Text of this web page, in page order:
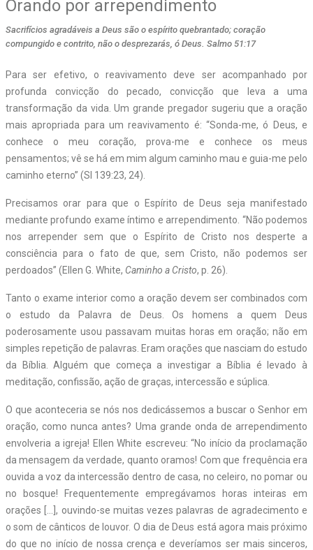
Orando por arrependimento
Sacrifícios agradáveis a Deus são o espírito quebrantado; coração
compungido e contrito, não o desprezarás, ó Deus. Salmo 51:17
Para ser efetivo, o reavivamento deve ser acompanhado por
profunda convicção do pecado, convicção que leva a uma
transformação da vida. Um grande pregador sugeriu que a oração
mais apropriada para um reavivamento é: “Sonda-me, ó Deus, e
conhece o meu coração, prova-me e conhece os meus
pensamentos; vê se há em mim algum caminho mau e guia-me pelo
caminho eterno” (Sl 139:23, 24).
Precisamos orar para que o Espírito de Deus seja manifestado
mediante profundo exame íntimo e arrependimento. “Não podemos
nos arrepender sem que o Espírito de Cristo nos desperte a
consciência para o fato de que, sem Cristo, não podemos ser
perdoados” (Ellen G. White, Caminho a Cristo, p. 26).
Tanto o exame interior como a oração devem ser combinados com
o estudo da Palavra de Deus. Os homens a quem Deus
poderosamente usou passavam muitas horas em oração; não em
simples repetição de palavras. Eram orações que nasciam do estudo
da Bíblia. Alguém que começa a investigar a Bíblia é levado à
meditação, confissão, ação de graças, intercessão e súplica.
O que aconteceria se nós nos dedicássemos a buscar o Senhor em
oração, como nunca antes? Uma grande onda de arrependimento
envolveria a igreja! Ellen White escreveu: “No início da proclamação
da mensagem da verdade, quanto oramos! Com que frequência era
ouvida a voz da intercessão dentro de casa, no celeiro, no pomar ou
no bosque! Frequentemente empregávamos horas inteiras em
orações […], ouvindo-se muitas vezes palavras de agradecimento e
o som de cânticos de louvor. O dia de Deus está agora mais próximo
do que no início de nossa crença e deveríamos ser mais sinceros,